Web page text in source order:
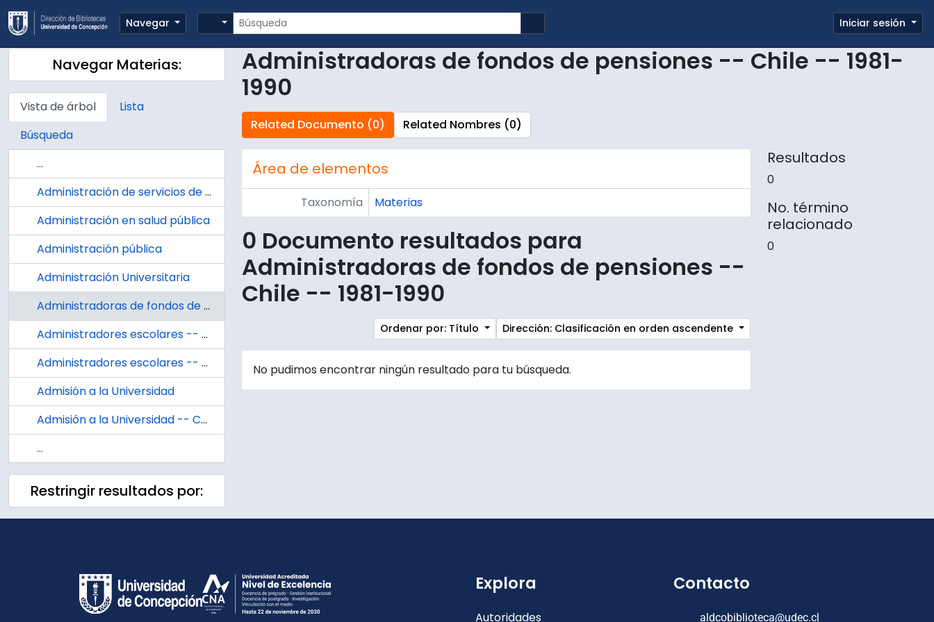
Skip to main content
Navegar
Búsqueda
Search options Portapapeles
Enlaces rápidos
Iniciar sesión
Navegar Materias:
Vista de árbol
Lista
Búsqueda
...
Administración de servicios de salud
Administración en salud pública
Administración pública
Administración Universitaria
Administradoras de fondos de pensiones -- Chile -- 1981-1990
Administradores escolares -- Chile
Administradores escolares -- Chile -- Selección y nombramiento
Admisión a la Universidad
Admisión a la Universidad -- Chile
...
Restringir resultados por:
Administradoras de fondos de pensiones -- Chile -- 1981-
1990
Related Documento (0) Related Nombres (0)
Área de elementos
Taxonomía Materias
0 Documento resultados para
Administradoras de fondos de pensiones --
Chile -- 1981-1990
Ordenar por: Título Dirección: Clasificación en orden ascendente
No pudimos encontrar ningún resultado para tu búsqueda.
Resultados
0
No. término
relacionado
0
Explora
Autoridades
Contacto
aldcobiblioteca@udec.cl